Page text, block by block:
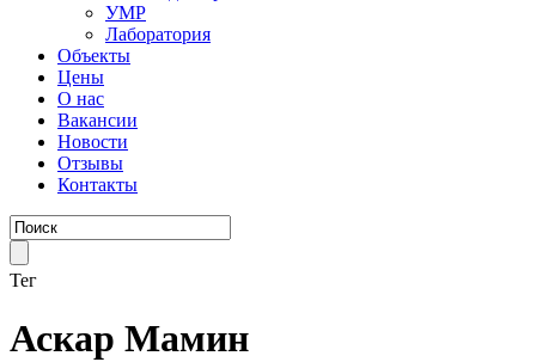
УМР
Лаборатория
Объекты
Цены
О нас
Вакансии
Новости
Отзывы
Контакты
Тег
Аскар Мамин